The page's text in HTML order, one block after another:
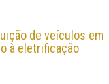
de veículos em
à eletrificação